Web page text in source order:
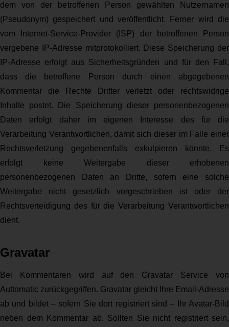
dem von der betroffenen Person gewählten Nutzernamen
(Pseudonym) gespeichert und veröffentlicht. Ferner wird die
vom Internet-Service-Provider (ISP) der betroffenen Person
vergebene IP-Adresse mitprotokolliert. Diese Speicherung der
IP-Adresse erfolgt aus Sicherheitsgründen und für den Fall,
dass die betroffene Person durch einen abgegebenen
Kommentar die Rechte Dritter verletzt oder rechtswidrige
Inhalte postet. Die Speicherung dieser personenbezogenen
Daten erfolgt daher im eigenen Interesse des für die
Verarbeitung Verantwortlichen, damit sich dieser im Falle einer
Rechtsverletzung gegebenenfalls exkulpieren könnte. Es
erfolgt keine Weitergabe dieser erhobenen
personenbezogenen Daten an Dritte, sofern eine solche
Weitergabe nicht gesetzlich vorgeschrieben ist oder der
Rechtsverteidigung des für die Verarbeitung Verantwortlichen
dient.
Gravatar
Bei Kommentaren wird auf den Gravatar Service von
Auttomatic zurückgegriffen. Gravatar gleicht Ihre Email-Adresse
ab und bildet – sofern Sie dort registriert sind – Ihr Avatar-Bild
neben dem Kommentar ab. Sollten Sie nicht registriert sein,